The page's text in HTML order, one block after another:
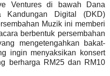
Ventures di bawah Dana
Kandungan Digital (DKD)
Muzik ini memberi
berbentuk persembahan
mengetengahkan bakat-
ingin menyaksikan konsert
berharga RM25 dan RM10